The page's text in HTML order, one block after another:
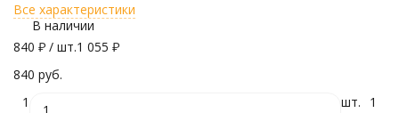
Все характеристики
В наличии
840 ₽ / шт.1 055 ₽
840 руб.
1
шт. 1